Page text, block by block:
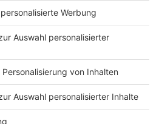
NDIX konzentriert sich auf
basierte
den Niederlanden
Die Dienstleistung wird
Network Operation Center
profitieren bereits über
Vorteilen einer
Verbindung und